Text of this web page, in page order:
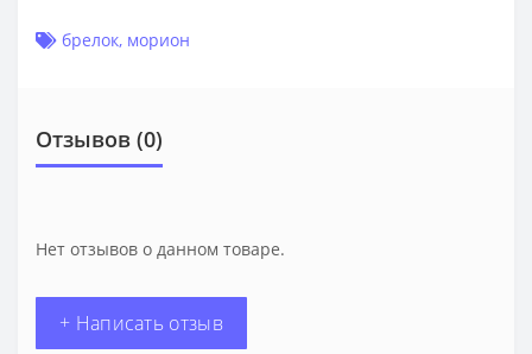
брелок, морион
Отзывов (0)
Нет отзывов о данном товаре.
+ Написать отзыв